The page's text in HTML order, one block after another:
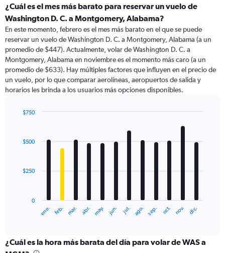
¿Cuál es el mes más barato para reservar un vuelo de
Washington D. C. a Montgomery, Alabama?
En este momento, febrero es el mes más barato en el que se puede
reservar un vuelo de Washington D. C. a Montgomery, Alabama (a un
promedio de $447). Actualmente, volar de Washington D. C. a
Montgomery, Alabama en noviembre es el momento más caro (a un
promedio de $633). Hay múltiples factores que influyen en el precio de
un vuelo, por lo que comparar aerolíneas, aeropuertos de salida y
horarios les brinda a los usuarios más opciones disponibles.
with
12
The
categories.
Range:
ene. feb. mar. abr. may. jun. jul. ago. sep. oct. nov. dic.
0
$250
$500
$750
¿Cuál es la hora más barata del día para volar de WAS a